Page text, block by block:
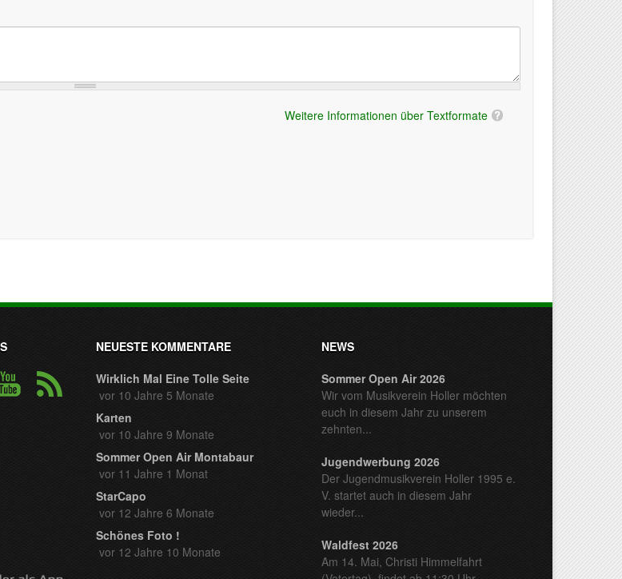
Weitere Informationen über Textformate
NEUESTE KOMMENTARE
Wirklich Mal Eine Tolle Seite
vor 10 Jahre 5 Monate
Karten
vor 10 Jahre 9 Monate
Sommer Open Air Montabaur
vor 11 Jahre 1 Monat
StarCapo
vor 12 Jahre 6 Monate
Schönes Foto !
vor 12 Jahre 10 Monate
NEWS
Sommer Open Air 2026
Wir vom Musikverein Holler möchten
euch in diesem Jahr zu unserem
zehnten...
Jugendwerbung 2026
Der Jugendmusikverein Holler 1995 e.
V. startet auch in diesem Jahr
wieder...
Waldfest 2026
Am 14. Mai, Christi Himmelfahrt